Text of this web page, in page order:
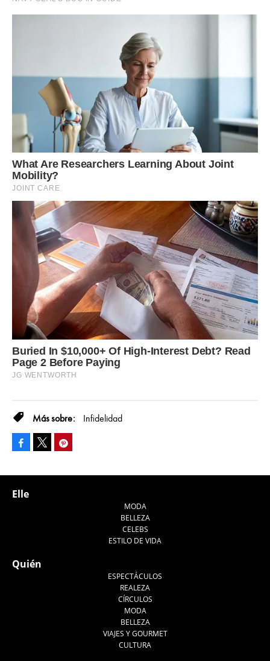
Infidelidad
Facebook
Elle
MODA
BELLEZA
CELEBS
ESTILO DE VIDA
Quién
ESPECTÁCULOS
REALEZA
CÍRCULOS
MODA
BELLEZA
VIAJES Y GOURMET
CULTURA